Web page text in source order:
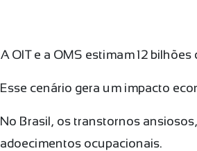
A OIT e a OMS estimam 12
Esse cenário gera um impacto
No Brasil, os transtornos
adoecimentos ocupacionais.